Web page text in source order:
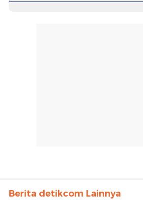
Berita detikcom Lainnya